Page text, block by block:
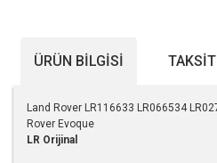
ÜRÜN BILGISI
Land Rover LR116633 LR066534
Rover Evoque
LR Orijinal